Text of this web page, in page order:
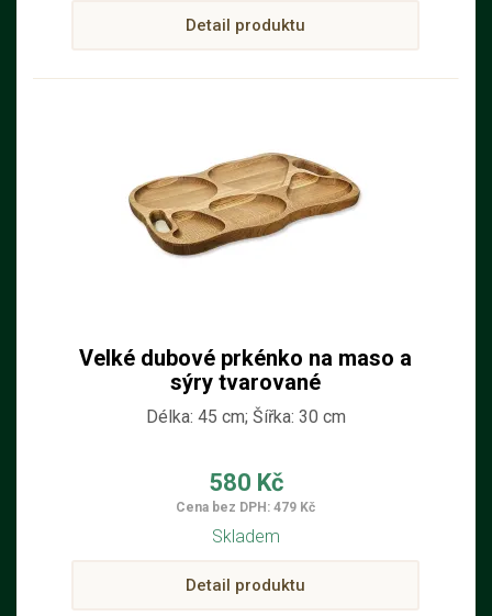
Detail produktu
Velké dubové prkénko na maso a
sýry tvarované
Délka: 45 cm; Šířka: 30 cm
580 Kč
Cena bez DPH: 479 Kč
Skladem
Detail produktu